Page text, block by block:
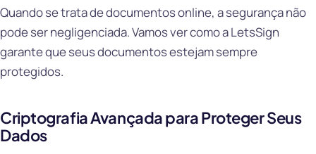
Quando se trata de documentos online, a segurança não
pode ser negligenciada. Vamos ver como a LetsSign
garante que seus documentos estejam sempre
protegidos.
Criptografia Avançada para Proteger Seus
Dados